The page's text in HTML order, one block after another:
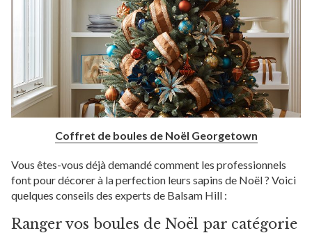
Coffret de boules de Noël Georgetown
Vous êtes-vous déjà demandé comment les professionnels
font pour décorer à la perfection leurs sapins de Noël ? Voici
quelques conseils des experts de Balsam Hill :
Ranger vos boules de Noël par catégorie